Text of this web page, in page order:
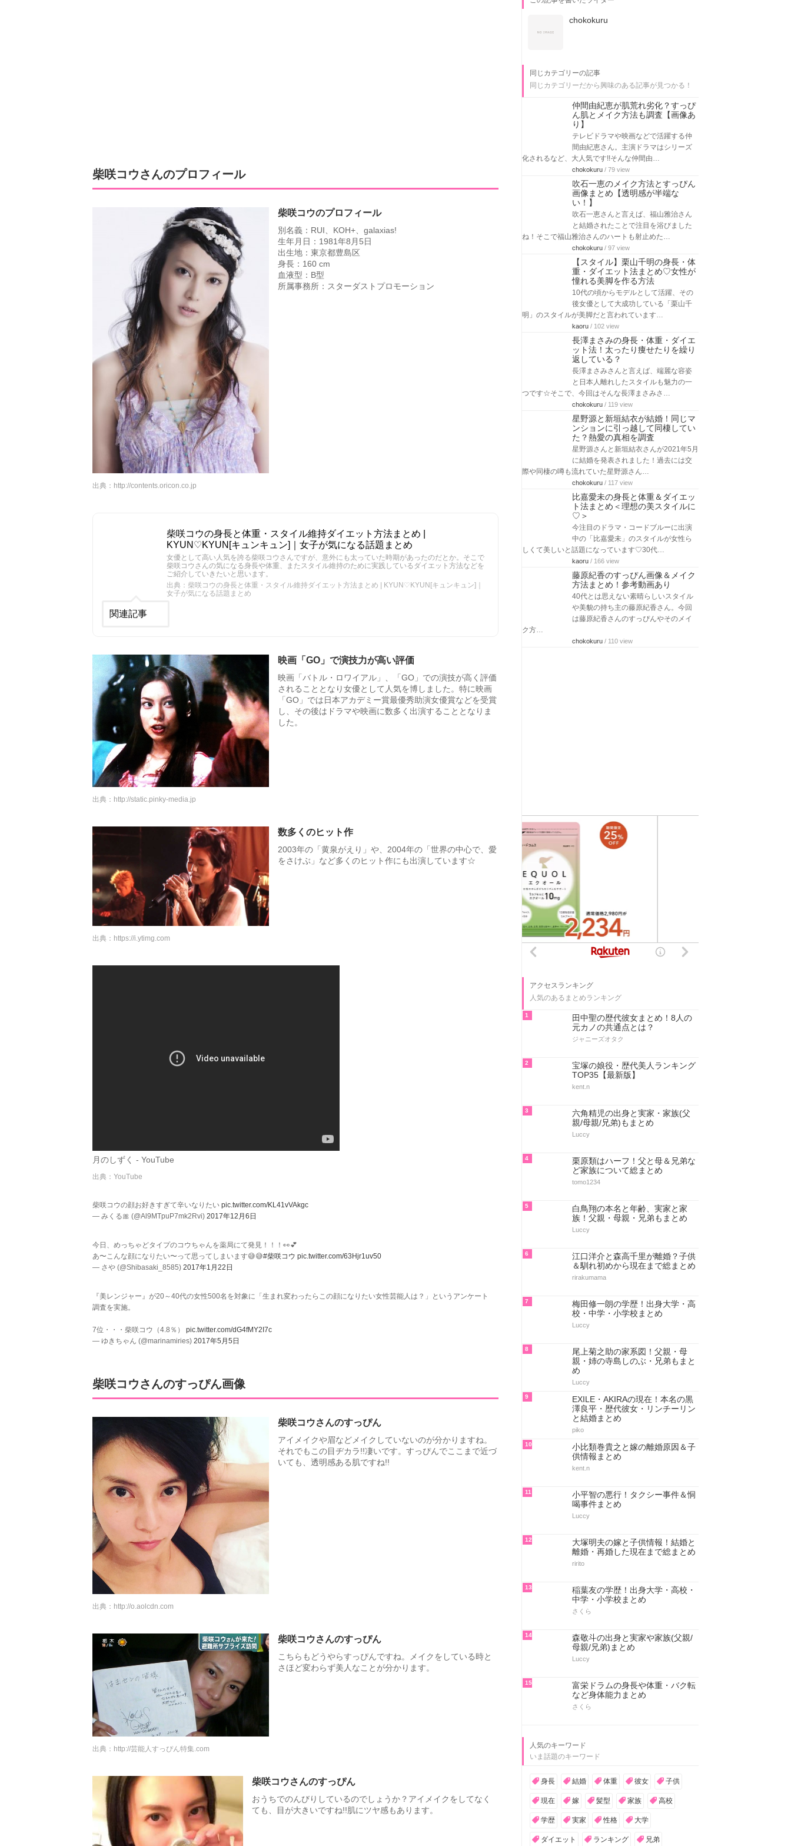
柴咲コウさんのプロフィール
柴咲コウのプロフィール
別名義：RUI、KOH+、galaxias!
生年月日：1981年8月5日
出生地：東京都豊島区
身長：160 cm
血液型：B型
所属事務所：スターダストプロモーション
出典： http://contents.oricon.co.jp
柴咲コウの身長と体重・スタイル維持ダイエット方法まとめ |
KYUN♡KYUN[キュンキュン]｜女子が気になる話題まとめ
女優として高い人気を誇る柴咲コウさんですが、意外にも太っていた時期があったのだとか。そこで
柴咲コウさんの気になる身長や体重、またスタイル維持のために実践しているダイエット方法などを
ご紹介していきたいと思います。
出典：柴咲コウの身長と体重・スタイル維持ダイエット方法まとめ | KYUN♡KYUN[キュンキュン]｜
女子が気になる話題まとめ
関連記事
映画「GO」で演技力が高い評価
映画「バトル・ロワイアル」、「GO」での演技が高く評価
されることとなり女優として人気を博しました。特に映画
「GO」では日本アカデミー賞最優秀助演女優賞などを受賞
し、その後はドラマや映画に数多く出演することとなりま
した。
出典： http://static.pinky-media.jp
数多くのヒット作
2003年の「黄泉がえり」や、2004年の「世界の中心で、愛
をさけぶ」など多くのヒット作にも出演しています☆
出典： https://i.ytimg.com
月のしずく - YouTube
出典：YouTube
柴咲コウの顔お好きすぎて辛いなりたい pic.twitter.com/KL41vVAkgc
— みくる🎀 (@Al9MTpuP7mk2Rvi) 2017年12月6日
今日、めっちゃどタイプのコウちゃんを薬局にて発見！！！👀💕
あ〜こんな顔になりたい〜って思ってしまいます😅😅#柴咲コウ pic.twitter.com/63Hjr1uv50
— さや (@Shibasaki_8585) 2017年1月22日
『美レンジャー』が20～40代の女性500名を対象に「生まれ変わったらこの顔になりたい女性芸能人は？」というアンケート
調査を実施。
7位・・・柴咲コウ（4.8％） pic.twitter.com/dG4fMY2I7c
— ゆきちゃん (@marinamiries) 2017年5月5日
柴咲コウさんのすっぴん画像
柴咲コウさんのすっぴん
アイメイクや眉などメイクしていないのが分かりますね。
それでもこの目ヂカラ!!凄いです。すっぴんでここまで近づ
いても、透明感ある肌ですね!!
出典： http://o.aolcdn.com
柴咲コウさんのすっぴん
こちらもどうやらすっぴんですね。メイクをしている時と
さほど変わらず美人なことが分かります。
出典： http://芸能人すっぴん特集.com
柴咲コウさんのすっぴん
おうちでのんびりしているのでしょうか？アイメイクをしてなく
ても、目が大きいですね!!肌にツヤ感もあります。
chokokuru
同じカテゴリーの記事
同じカテゴリーだから興味のある記事が見つかる！
仲間由紀恵が肌荒れ劣化？すっぴ
ん肌とメイク方法も調査【画像あ
り】
テレビドラマや映画などで活躍する仲
間由紀恵さん。主演ドラマはシリーズ
化されるなど、大人気です!!そんな仲間由…
chokokuru / 79 view
吹石一恵のメイク方法とすっぴん
画像まとめ【透明感が半端な
い！】
吹石一恵さんと言えば、福山雅治さん
と結婚されたことで注目を浴びました
ね！そこで福山雅治さんのハートも射止めた…
chokokuru / 97 view
【スタイル】栗山千明の身長・体
重・ダイエット法まとめ♡女性が
憧れる美脚を作る方法
10代の頃からモデルとして活躍、その
後女優として大成功している「栗山千
明」のスタイルが美脚だと言われています…
kaoru / 102 view
長澤まさみの身長・体重・ダイエ
ット法！太ったり痩せたりを繰り
返している？
長澤まさみさんと言えば、端麗な容姿
と日本人離れしたスタイルも魅力の一
つです☆そこで、今回はそんな長澤まさみさ…
chokokuru / 119 view
星野源と新垣結衣が結婚！同じマ
ンションに引っ越して同棲してい
た？熱愛の真相を調査
星野源さんと新垣結衣さんが2021年5月
に結婚を発表されました！過去には交
際や同棲の噂も流れていた星野源さん…
chokokuru / 117 view
比嘉愛未の身長と体重＆ダイエッ
ト法まとめ＜理想の美スタイルに
♡＞
今注目のドラマ・コードブルーに出演
中の「比嘉愛未」のスタイルが女性ら
しくて美しいと話題になっています♡30代…
kaoru / 166 view
藤原紀香のすっぴん画像＆メイク
方法まとめ！参考動画あり
40代とは思えない素晴らしいスタイル
や美貌の持ち主の藤原紀香さん。今回
は藤原紀香さんのすっぴんやそのメイ
ク方…
chokokuru / 110 view
アクセスランキング
人気のあるまとめランキング
1
田中聖の歴代彼女まとめ！8人の
元カノの共通点とは？
ジャニーズオタク
2
宝塚の娘役・歴代美人ランキング
TOP35【最新版】
kent.n
3
六角精児の出身と実家・家族(父
親/母親/兄弟)もまとめ
Luccy
4
栗原類はハーフ！父と母＆兄弟な
ど家族について総まとめ
tomo1234
5
白鳥翔の本名と年齢、実家と家
族！父親・母親・兄弟もまとめ
Luccy
6
江口洋介と森高千里が離婚？子供
＆馴れ初めから現在まで総まとめ
rirakumama
7
梅田修一朗の学歴！出身大学・高
校・中学・小学校まとめ
Luccy
8
尾上菊之助の家系図！父親・母
親・姉の寺島しのぶ・兄弟もまと
め
Luccy
9
EXILE・AKIRAの現在！本名の黒
澤良平・歴代彼女・リンチーリン
と結婚まとめ
piko
10
小比類巻貴之と嫁の離婚原因＆子
供情報まとめ
kent.n
11
小平智の悪行！タクシー事件＆恫
喝事件まとめ
Luccy
12
大塚明夫の嫁と子供情報！結婚と
離婚・再婚した現在まで総まとめ
ririto
13
稲葉友の学歴！出身大学・高校・
中学・小学校まとめ
さくら
14
森敬斗の出身と実家や家族(父親/
母親/兄弟)まとめ
Luccy
15
富栄ドラムの身長や体重・バク転
など身体能力まとめ
さくら
人気のキーワード
いま話題のキーワード
身長 結婚 体重 彼女 子供
現在 嫁 髪型 家族 高校
学歴 実家 性格 大学
ダイエット ランキング 兄弟